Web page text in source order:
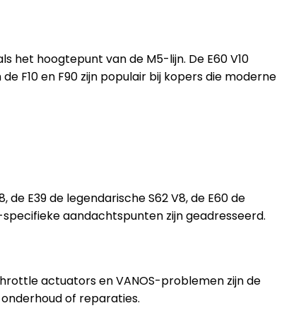
het hoogtepunt van de M5-lijn. De E60 V10
F10 en F90 zijn populair bij kopers die moderne
E39 de legendarische S62 V8, de E60 de
aandachtspunten zijn geadresseerd.
actuators en VANOS-problemen zijn de
of reparaties.